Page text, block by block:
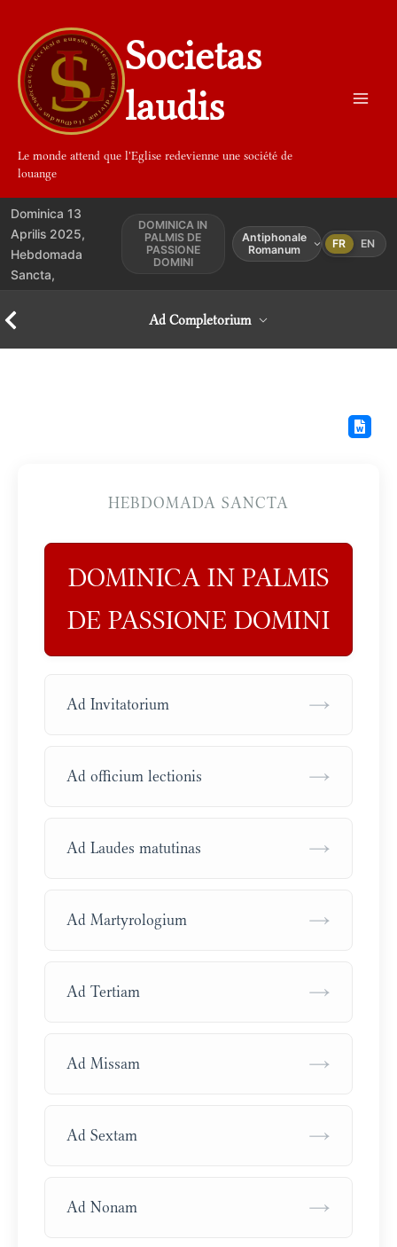
contenu
Societas
laudis
Le monde attend que l'Eglise redevienne une société de
louange
Dominica 13
Aprilis 2025,
Hebdomada
Sancta,
DOMINICA IN
PALMIS DE
PASSIONE
DOMINI
Antiphonale
Romanum
FR EN
Ad Completorium
HEBDOMADA SANCTA
DOMINICA IN PALMIS
DE PASSIONE DOMINI
Ad Invitatorium →
Ad officium lectionis →
Ad Laudes matutinas →
Ad Martyrologium →
Ad Tertiam →
Ad Missam →
Ad Sextam →
Ad Nonam →